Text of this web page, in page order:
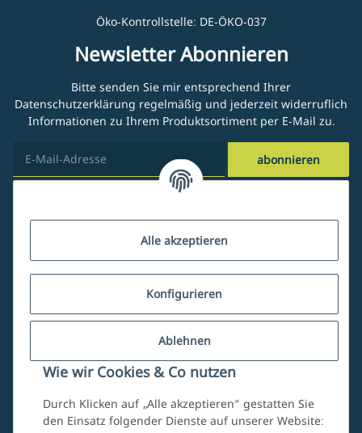
Alle akzeptieren
Konfigurieren
Ablehnen
Wie wir Cookies & Co nutzen
Durch Klicken auf „Alle akzeptieren“ gestatten Sie
den Einsatz folgender Dienste auf unserer Website:
Öko-Kontrollstelle: DE-ÖKO-037
Newsletter Abonnieren
Bitte senden Sie mir entsprechend Ihrer
Datenschutzerklärung regelmäßig und jederzeit widerruflich
Informationen zu Ihrem Produktsortiment per E-Mail zu.
abonnieren